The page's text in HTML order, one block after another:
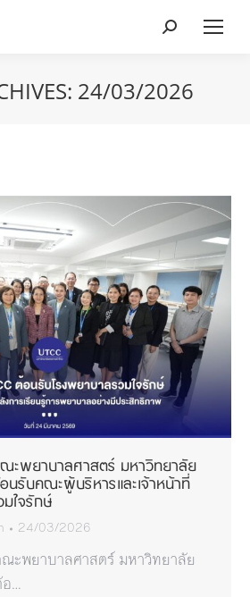
Search:
24/03/2026
ะพยาบาลศาสตร์ มหาวิทยาลัย
นรับคณะผู้บริหารและเจ้าหน้าที่
ใจรักษ์
24/03/2026
ะพยาบาลศาสตร์ มหาวิทยาลัย
…